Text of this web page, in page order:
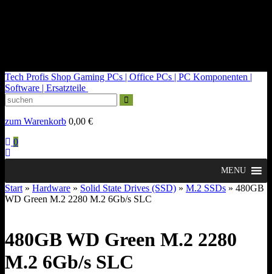
Tech Profis Shop Gaming PCs | Office PCs | PC Komponenten |
Software | Ersatzteile
zum Warenkorb 0,00 €
0
MENU
Start » Hardware » Solid State Drives (SSD) » M.2 SSDs » 480GB
WD Green M.2 2280 M.2 6Gb/s SLC
480GB WD Green M.2 2280
M.2 6Gb/s SLC